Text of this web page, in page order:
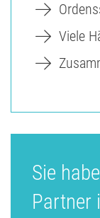
Viele
Sie
Partner